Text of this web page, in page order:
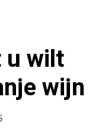
u wilt
wijn